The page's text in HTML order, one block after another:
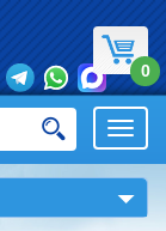
0
▼